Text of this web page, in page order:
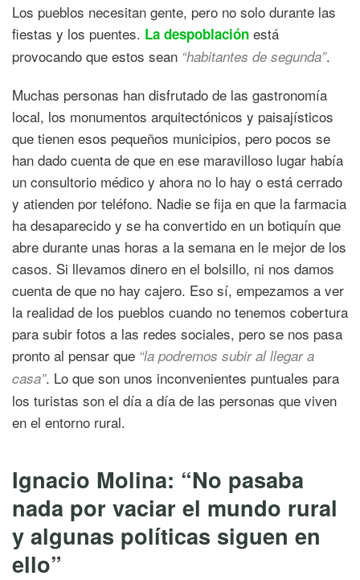
Los pueblos necesitan gente, pero no solo durante las
fiestas y los puentes. La despoblación está
provocando que estos sean “habitantes de segunda”.
Muchas personas han disfrutado de las gastronomía
local, los monumentos arquitectónicos y paisajísticos
que tienen esos pequeños municipios, pero pocos se
han dado cuenta de que en ese maravilloso lugar había
un consultorio médico y ahora no lo hay o está cerrado
y atienden por teléfono. Nadie se fija en que la farmacia
ha desaparecido y se ha convertido en un botiquín que
abre durante unas horas a la semana en le mejor de los
casos. Si llevamos dinero en el bolsillo, ni nos damos
cuenta de que no hay cajero. Eso sí, empezamos a ver
la realidad de los pueblos cuando no tenemos cobertura
para subir fotos a las redes sociales, pero se nos pasa
pronto al pensar que “la podremos subir al llegar a
casa”. Lo que son unos inconvenientes puntuales para
los turistas son el día a día de las personas que viven
en el entorno rural.
Ignacio Molina: “No pasaba
nada por vaciar el mundo rural
y algunas políticas siguen en
ello”